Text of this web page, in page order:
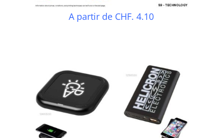
A partir de CHF. 4.10